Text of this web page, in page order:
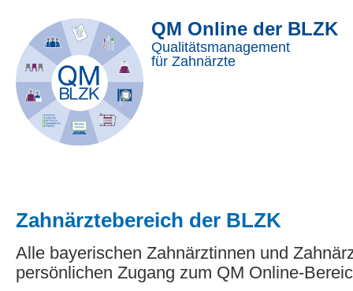
QM Online der BLZK
Qualitätsmanagement
für Zahnärzte
Zahnärztebereich der BLZK
Alle bayerischen Zahnärztinnen und
persönlichen Zugang zum QM Online-